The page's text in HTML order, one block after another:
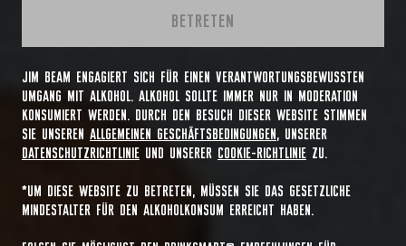
BETRETEN
JIM BEAM ENGAGIERT SICH FÜR EINEN VERANTWORTUNGSBEWUSSTEN
UMGANG MIT ALKOHOL. ALKOHOL SOLLTE IMMER NUR IN MODERATION
KONSUMIERT WERDEN. DURCH DEN BESUCH DIESER WEBSITE STIMMEN
SIE UNSEREN ALLGEMEINEN GESCHÄFTSBEDINGUNGEN, UNSERER
DATENSCHUTZRICHTLINIE UND UNSERER COOKIE-RICHTLINIE ZU.
*UM DIESE WEBSITE ZU BETRETEN, MÜSSEN SIE DAS GESETZLICHE
MINDESTALTER FÜR DEN ALKOHOLKONSUM ERREICHT HABEN.